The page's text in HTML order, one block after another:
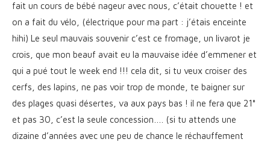
fait un cours de bébé nageur avec nous, c’était chouette ! et
on a fait du vélo, (électrique pour ma part : j’étais enceinte
hihi) Le seul mauvais souvenir c’est ce fromage, un livarot je
crois, que mon beauf avait eu la mauvaise idée d’emmener et
qui a pué tout le week end !!! cela dit, si tu veux croiser des
cerfs, des lapins, ne pas voir trop de monde, te baigner sur
des plages quasi désertes, va aux pays bas ! il ne fera que 21°
et pas 30, c’est la seule concession…. (si tu attends une
dizaine d’années avec une peu de chance le réchauffement